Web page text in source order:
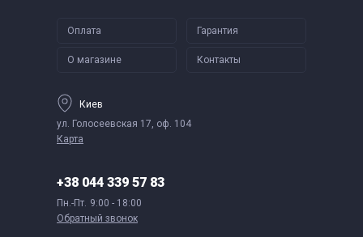
Оплата Гарантия
О магазине Контакты
Киев
ул. Голосеевская 17, оф. 104
Карта
+38 044 339 57 83
Пн.-Пт. 9:00 - 18:00
Обратный звонок